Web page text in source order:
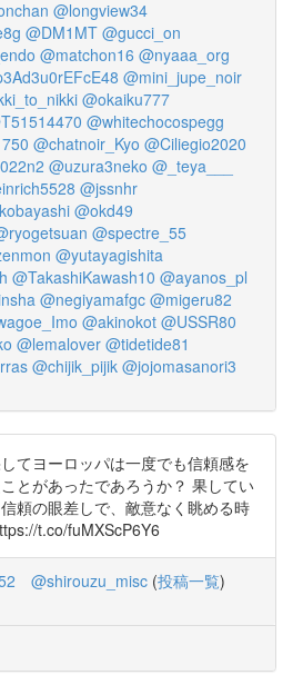
@longview34
@DM1MT @gucci_on
@matchon16 @nyaaa_org
@mini_jupe_noir
@okaiku777
@whitechocospegg
@chatnoir_Kyo @Ciliegio2020
@uzura3neko @_teya___
@jssnhr
@okd49
@spectre_55
@yutayagishita
@TakashiKawash10 @ayanos_pl
@negiyamafgc @migeru82
@akinokot @USSR80
@lemalover @tidetide81
@chijik_pijik @jojomasanori3
てヨーロッパは一度でも信頼感を
とがあったであろうか？ 果してい
頼の眼差しで、敵意なく眺める時
t.co/fuMXScP6Y6
@shirouzu_misc (投稿一覧)